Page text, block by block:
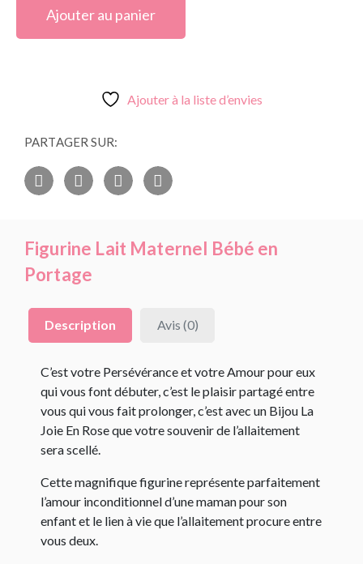
Ajouter au panier
Ajouter à la liste d’envies
PARTAGER SUR:
Figurine Lait Maternel Bébé en
Portage
Description Avis (0)
C’est votre Persévérance et votre Amour pour eux
qui vous font débuter, c’est le plaisir partagé entre
vous qui vous fait prolonger, c’est avec un Bijou La
Joie En Rose que votre souvenir de l’allaitement
sera scellé.
Cette magnifique figurine représente parfaitement
l’amour inconditionnel d’une maman pour son
enfant et le lien à vie que l’allaitement procure entre
vous deux.